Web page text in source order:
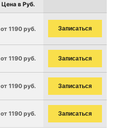
Цена в Руб.
от 1190 руб. Записаться
от 1190 руб. Записаться
от 1190 руб. Записаться
от 1190 руб. Записаться